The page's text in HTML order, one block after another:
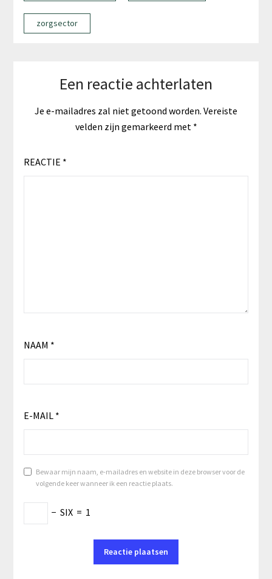
zorgsector
Een reactie achterlaten
Je e-mailadres zal niet getoond worden. Vereiste
velden zijn gemarkeerd met *
REACTIE *
NAAM *
E-MAIL *
Bewaar mijn naam, e-mailadres en website in deze browser voor de
volgende keer wanneer ik een reactie plaats.
− SIX = 1